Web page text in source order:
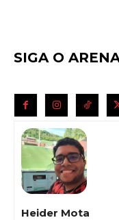
SIGA O
Heider Mota